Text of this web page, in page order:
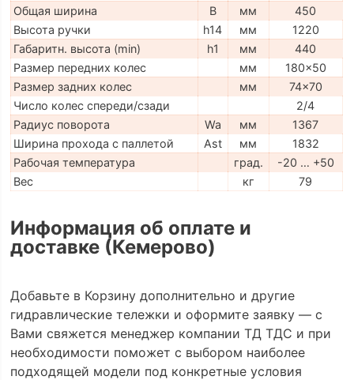
Общая ширина
B мм
450
Высота ручки
h14 мм
1220
Габаритн. высота (min)
h1 мм
440
Размер передних колес
мм
180x50
Размер задних колес
мм
74x70
Число колес спереди/сзади
2/4
Радиус поворота
Wa мм
1367
Ширина прохода с паллетой
Ast мм
1832
Рабочая температура
град.
-20 … +50
Вес
кг 79
Информация об оплате и
доставке (Кемерово)
Добавьте в Корзину дополнительно и другие
гидравлические тележки и оформите заявку — с
Вами свяжется менеджер компании ТД ТДС и при
необходимости поможет с выбором наиболее
подходящей модели под конкретные условия